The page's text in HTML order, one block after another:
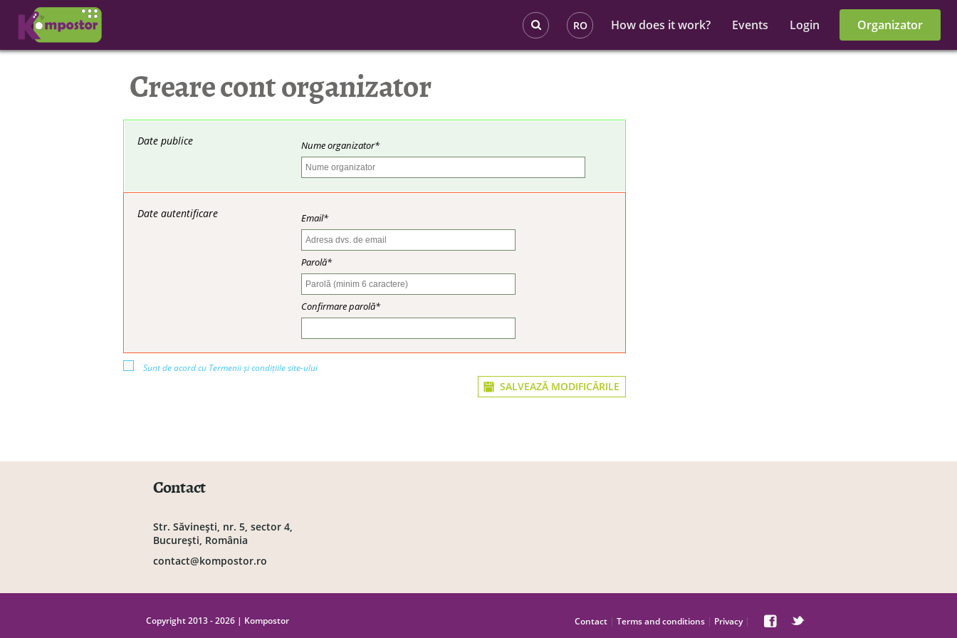
Organizator
Login
Events
How does it work?
RO
Creare cont organizator
Date publice Nume organizator*
Date autentificare Email*
Parolă*
Confirmare parolă*
Sunt de acord cu Termenii și condițiile site-ului
SALVEAZĂ MODIFICĂRILE
Contact
Str. Săvineşti, nr. 5, sector 4,
Bucureşti, România
contact@kompostor.ro
Copyright 2013 - 2026 | Kompostor Contact| Terms and conditions| Privacy|